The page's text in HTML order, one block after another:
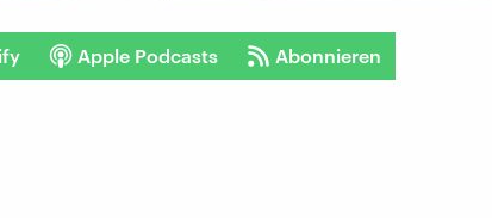
Apple Podcasts Abonnieren